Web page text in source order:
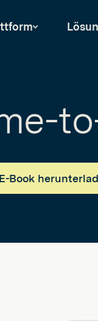
Book